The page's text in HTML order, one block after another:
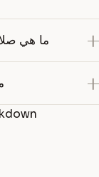
ما هي